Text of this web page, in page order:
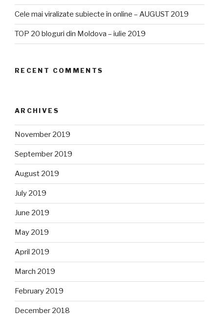
Cele mai viralizate subiecte în online – AUGUST 2019
TOP 20 bloguri din Moldova – iulie 2019
RECENT COMMENTS
ARCHIVES
November 2019
September 2019
August 2019
July 2019
June 2019
May 2019
April 2019
March 2019
February 2019
December 2018